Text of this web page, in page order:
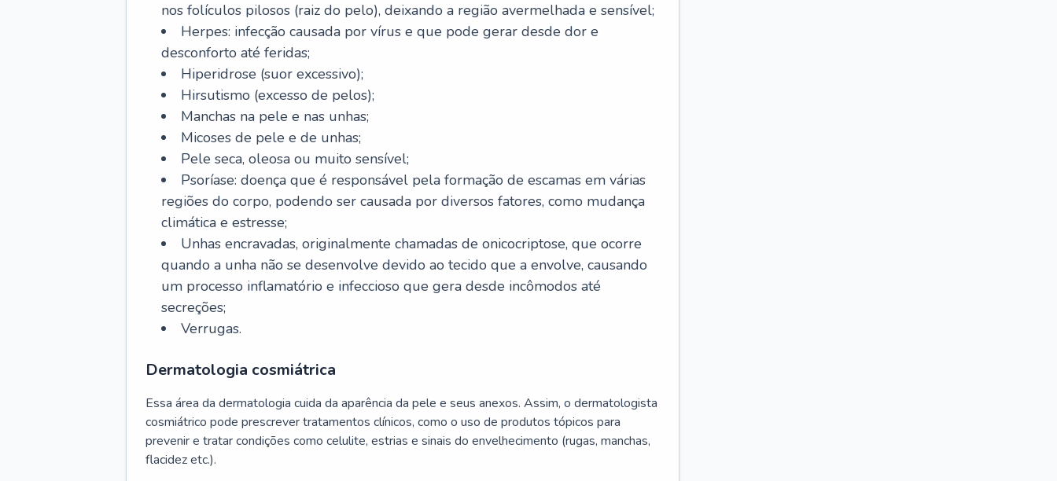
nos folículos pilosos (raiz do pelo), deixando a região avermelhada e sensível;
Herpes: infecção causada por vírus e que pode gerar desde dor e
desconforto até feridas;
Hiperidrose (suor excessivo);
Hirsutismo (excesso de pelos);
Manchas na pele e nas unhas;
Micoses de pele e de unhas;
Pele seca, oleosa ou muito sensível;
Psoríase: doença que é responsável pela formação de escamas em várias
regiões do corpo, podendo ser causada por diversos fatores, como mudança
climática e estresse;
Unhas encravadas, originalmente chamadas de onicocriptose, que ocorre
quando a unha não se desenvolve devido ao tecido que a envolve, causando
um processo inflamatório e infeccioso que gera desde incômodos até
secreções;
Verrugas.
Dermatologia cosmiátrica
Essa área da dermatologia cuida da aparência da pele e seus anexos. Assim, o dermatologista
cosmiátrico pode prescrever tratamentos clínicos, como o uso de produtos tópicos para
prevenir e tratar condições como celulite, estrias e sinais do envelhecimento (rugas, manchas,
flacidez etc.).